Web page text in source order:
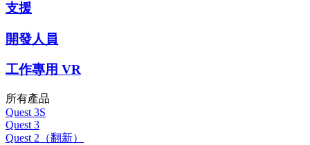
支援
開發人員
工作專用 VR
所有產品
Quest 3S
Quest 3
Quest 2（翻新）